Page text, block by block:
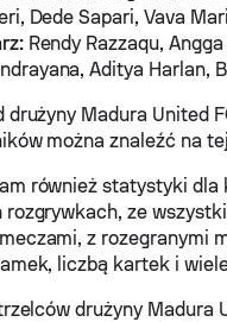
Dede Sapari, Vava
Rendy Razzaqu,
Aditya Harlan,
drużyny Madura United
można znaleźć na
również statystyki dla
ze
z rozegranymi
liczbą kartek i
drużyny Madura